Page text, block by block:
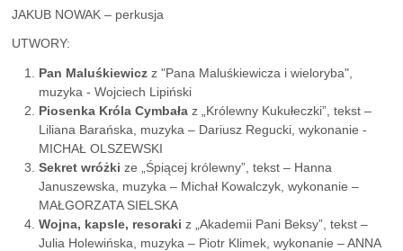
JAKUB NOWAK – perkusja
UTWORY:
Pan Maluśkiewicz z "Pana Maluśkiewicza i wieloryba",
muzyka - Wojciech Lipiński
Piosenka Króla Cymbała z „Królewny Kukułeczki”, tekst –
Liliana Barańska, muzyka – Dariusz Regucki, wykonanie -
MICHAŁ OLSZEWSKI
Sekret wróżki ze „Śpiącej królewny”, tekst – Hanna
Januszewska, muzyka – Michał Kowalczyk, wykonanie –
MAŁGORZATA SIELSKA
Wojna, kapsle, resoraki z „Akademii Pani Beksy”, tekst –
Julia Holewińska, muzyka – Piotr Klimek, wykonanie – ANNA